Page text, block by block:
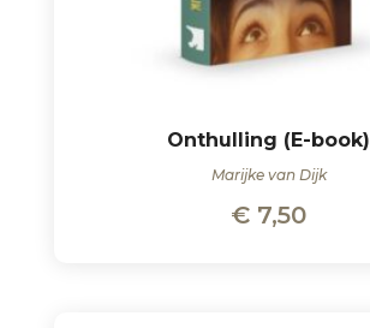
Onthulling (E-book)
Marijke van Dijk
€ 7,50